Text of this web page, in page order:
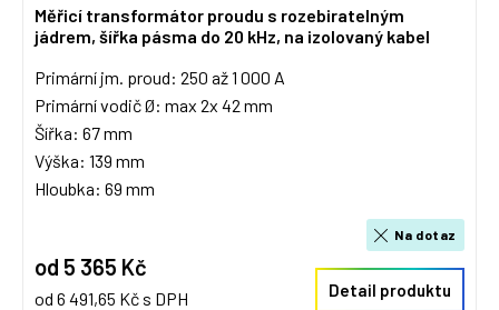
Měřicí transformátor proudu s rozebiratelným
jádrem, šířka pásma do 20 kHz, na izolovaný kabel
Primární jm. proud: 250 až 1 000 A
Primární vodič Ø: max 2x 42 mm
Šířka: 67 mm
Výška: 139 mm
Hloubka: 69 mm
od 5 365 Kč
od 6 491,65 Kč s DPH
Na dotaz
Detail produktu